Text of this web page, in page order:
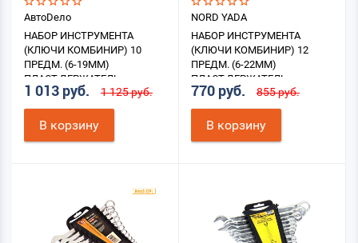
АвтоDело
НАБОР ИНСТРУМЕНТА
(КЛЮЧИ КОМБИНИР) 10
ПРЕДМ. (6-19ММ)
ПЛАСТ.ДЕРЖАТЕЛЬ
1 013 руб. 1 125 руб.
В корзину
NORD YADA
НАБОР ИНСТРУМЕНТА
(КЛЮЧИ КОМБИНИР) 12
ПРЕДМ. (6-22ММ)
ПЛАСТ.ДЕРЖАТЕЛЬ
770 руб. 855 руб.
В корзину